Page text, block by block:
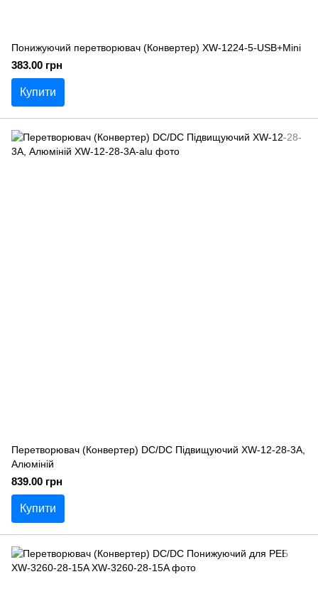
Понижуючий перетворювач (Конвертер) XW-1224-5-USB+Mini
383.00 грн
Купити
Перетворювач (Конвертер) DC/DC Підвищуючий XW-12-28-3A,
Алюміній
839.00 грн
Купити